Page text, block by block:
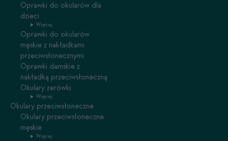
Oprawki do okularów dla
dzieci
Więcej
Oprawki do okularów
męskie z nakładkami
przeciwsłonecznymi
Oprawki damskie z
nakładką przeciwsłoneczną
Okulary zerówki
Więcej
Okulary przeciwsłoneczne
Okulary przeciwsłoneczne
męskie
Więcej